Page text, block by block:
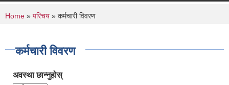
You are here
Home » परिचय » कर्मचारी विवरण
कर्मचारी विवरण
अवस्था छान्नुहोस्